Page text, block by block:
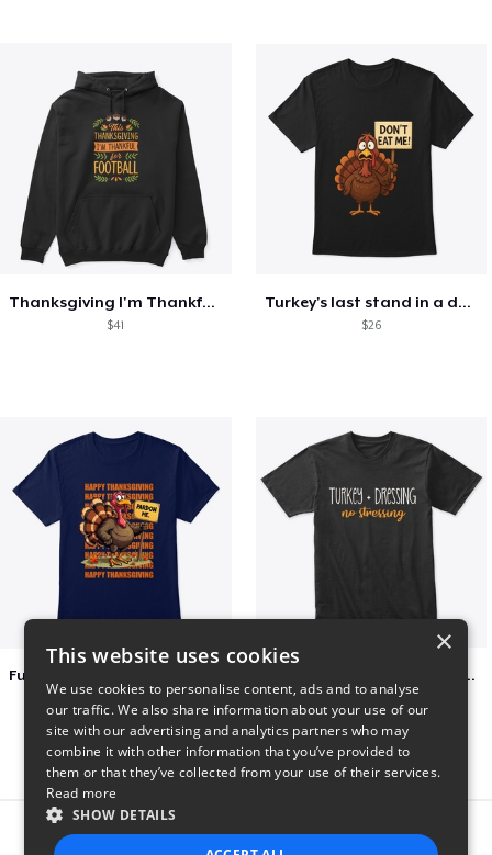
Thanksgiving I'm Thankful For Football
$41
Turkey's last stand in a design
$26
$23
Turkey + Dressing, No Stressing
$36
Report this product
×
This website uses cookies
We use cookies to personalise content, ads and to analyse
our traffic. We also share information about your use of our
site with our advertising and analytics partners who may
combine it with other information that you’ve provided to
them or that they’ve collected from your use of their services.
Read more
SHOW DETAILS